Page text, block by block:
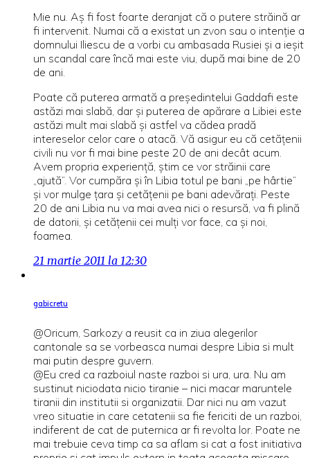
Mie nu. Aş fi fost foarte deranjat că o putere străină ar
fi intervenit. Numai că a existat un zvon sau o intenţie a
domnului Iliescu de a vorbi cu ambasada Rusiei şi a ieşit
un scandal care încă mai este viu, după mai bine de 20
de ani.
Poate că puterea armată a preşedintelui Gaddafi este
astăzi mai slabă, dar şi puterea de apărare a Libiei este
astăzi mult mai slabă şi astfel va cădea pradă
intereselor celor care o atacă. Vă asigur eu că cetăţenii
civili nu vor fi mai bine peste 20 de ani decât acum.
Avem propria experienţă, ştim ce vor străinii care
„ajută”. Vor cumpăra şi în Libia totul pe bani „pe hârtie”
şi vor mulge ţara şi cetăţenii pe bani adevăraţi. Peste
20 de ani Libia nu va mai avea nici o resursă, va fi plină
de datorii, şi cetăţenii cei mulţi vor face, ca şi noi,
foamea.
21 martie 2011 la 12:30
gabicretu
@Oricum, Sarkozy a reusit ca in ziua alegerilor
cantonale sa se vorbeasca numai despre Libia si mult
mai putin despre guvern.
@Eu cred ca razboiul naste razboi si ura, ura. Nu am
sustinut niciodata nicio tiranie – nici macar maruntele
tiranii din institutii si organizatii. Dar nici nu am vazut
vreo situatie in care cetatenii sa fie fericiti de un razboi,
indiferent de cat de puternica ar fi revolta lor. Poate ne
mai trebuie ceva timp ca sa aflam si cat a fost initiativa